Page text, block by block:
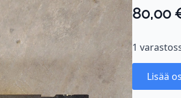
80,00
1
Lisää